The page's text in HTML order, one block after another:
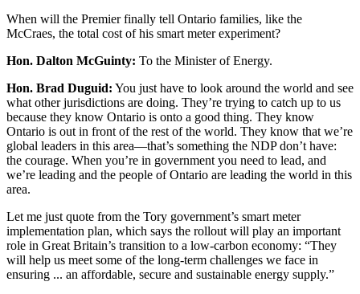
When will the Premier finally tell Ontario families, like the
McCraes, the total cost of his smart meter experiment?
Hon. Dalton McGuinty: To the Minister of Energy.
Hon. Brad Duguid: You just have to look around the world and see
what other jurisdictions are doing. They’re trying to catch up to us
because they know Ontario is onto a good thing. They know
Ontario is out in front of the rest of the world. They know that we’re
global leaders in this area—that’s something the NDP don’t have:
the courage. When you’re in government you need to lead, and
we’re leading and the people of Ontario are leading the world in this
area.
Let me just quote from the Tory government’s smart meter
implementation plan, which says the rollout will play an important
role in Great Britain’s transition to a low-carbon economy: “They
will help us meet some of the long-term challenges we face in
ensuring ... an affordable, secure and sustainable energy supply.”